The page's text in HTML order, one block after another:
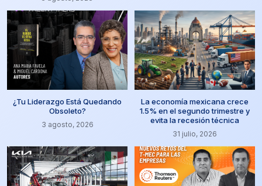
¿Tu Liderazgo Está Quedando
Obsoleto?
3 agosto, 2026
La economía mexicana crece
1.5% en el segundo trimestre y
evita la recesión técnica
31 julio, 2026